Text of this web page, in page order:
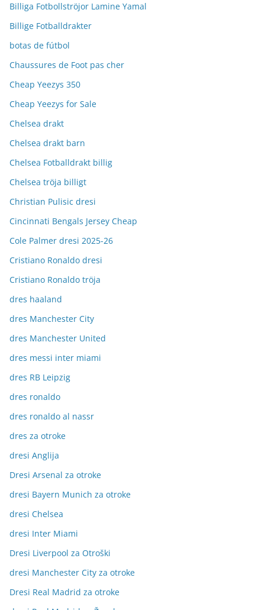
Billiga Fotbollströjor Lamine Yamal
Billige Fotballdrakter
botas de fútbol
Chaussures de Foot pas cher
Cheap Yeezys 350
Cheap Yeezys for Sale
Chelsea drakt
Chelsea drakt barn
Chelsea Fotballdrakt billig
Chelsea tröja billigt
Christian Pulisic dresi
Cincinnati Bengals Jersey Cheap
Cole Palmer dresi 2025-26
Cristiano Ronaldo dresi
Cristiano Ronaldo tröja
dres haaland
dres Manchester City
dres Manchester United
dres messi inter miami
dres RB Leipzig
dres ronaldo
dres ronaldo al nassr
dres za otroke
dresi Anglija
Dresi Arsenal za otroke
dresi Bayern Munich za otroke
dresi Chelsea
dresi Inter Miami
Dresi Liverpool za Otroški
dresi Manchester City za otroke
Dresi Real Madrid za otroke